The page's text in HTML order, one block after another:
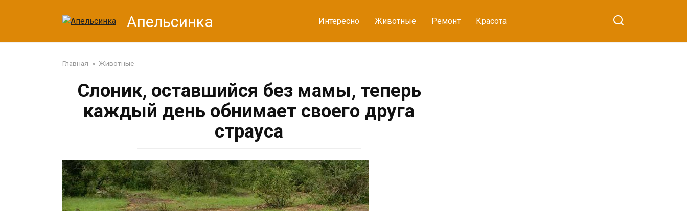
Апельсинка Интересно Животные Ремонт Красота
Главная » Животные
Слоник, оставшийся без мамы, теперь
каждый день обнимает своего друга
страуса